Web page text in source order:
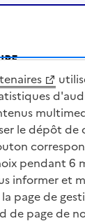
info.gouv.fr
le dépôt de
pendant 6
informer et
page de
de page de